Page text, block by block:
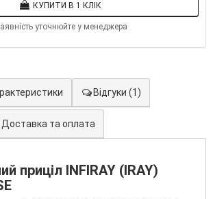
КУПИТИ В 1 КЛІК
уточнюйте у менеджера
Відгуки (1)
Доставка та оплата
приціл INFIRAY (IRAY)